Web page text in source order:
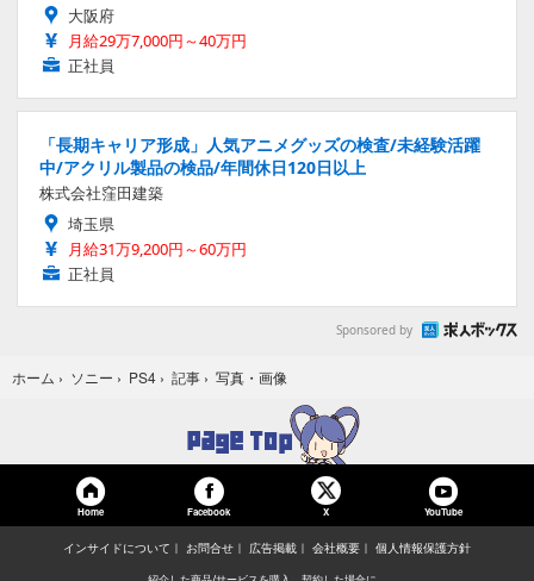
大阪府
月給29万7,000円～40万円
正社員
「長期キャリア形成」人気アニメグッズの検査/未経験活躍
中/アクリル製品の検品/年間休日120日以上
株式会社窪田建築
埼玉県
月給31万9,200円～60万円
正社員
Sponsored by
ホーム › ソニー › PS4 › 記事 › 写真・画像
Home Facebook X YouTube
インサイドについて お問合せ 広告掲載 会社概要 個人情報保護方針